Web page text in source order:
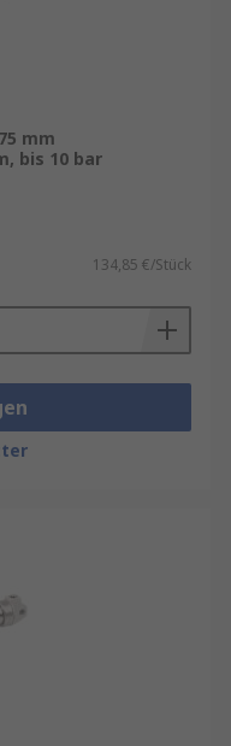
mm
bis 10 bar
134,85 €/Stück